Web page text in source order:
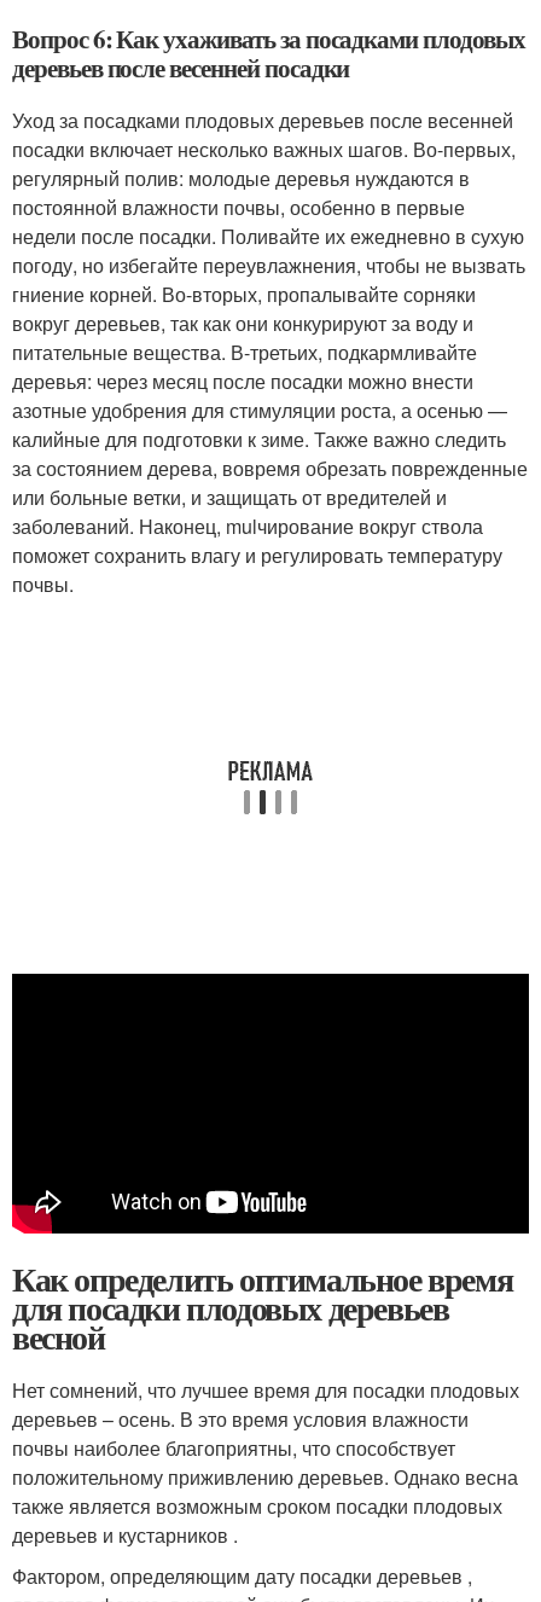
Вопрос 6: Как ухаживать за посадками плодовых
деревьев после весенней посадки
Уход за посадками плодовых деревьев после весенней
посадки включает несколько важных шагов. Во-первых,
регулярный полив: молодые деревья нуждаются в
постоянной влажности почвы, особенно в первые
недели после посадки. Поливайте их ежедневно в сухую
погоду, но избегайте переувлажнения, чтобы не вызвать
гниение корней. Во-вторых, пропалывайте сорняки
вокруг деревьев, так как они конкурируют за воду и
питательные вещества. В-третьих, подкармливайте
деревья: через месяц после посадки можно внести
азотные удобрения для стимуляции роста, а осенью —
калийные для подготовки к зиме. Также важно следить
за состоянием дерева, вовремя обрезать поврежденные
или больные ветки, и защищать от вредителей и
заболеваний. Наконец, mulчирование вокруг ствола
поможет сохранить влагу и регулировать температуру
почвы.
Как определить оптимальное время
для посадки плодовых деревьев
весной
Нет сомнений, что лучшее время для посадки плодовых
деревьев – осень. В это время условия влажности
почвы наиболее благоприятны, что способствует
положительному приживлению деревьев. Однако весна
также является возможным сроком посадки плодовых
деревьев и кустарников .
Фактором, определяющим дату посадки деревьев ,